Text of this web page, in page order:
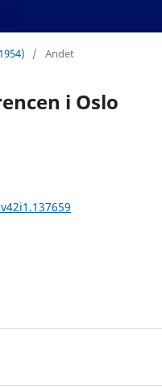
/ Andet
i Oslo